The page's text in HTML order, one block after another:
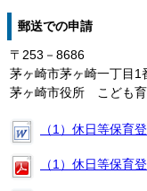
郵送での申請
〒253－8686
茅ヶ崎市茅ヶ崎一丁目1
茅ヶ崎市役所 こども育
（1）休日等保育
（1）休日等保育